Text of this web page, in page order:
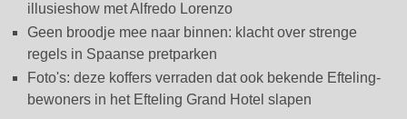
illusieshow met Alfredo Lorenzo
Geen broodje mee naar binnen: klacht over strenge
regels in Spaanse pretparken
Foto's: deze koffers verraden dat ook bekende Efteling-
bewoners in het Efteling Grand Hotel slapen